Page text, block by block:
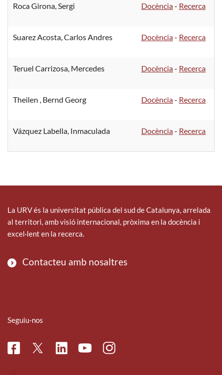
Roca Girona, Sergi Docència- Recerca
Suarez Acosta, Carlos Andres Docència- Recerca
Teruel Carrizosa, Mercedes Docència- Recerca
Theilen , Bernd Georg Docència- Recerca
Vázquez Labella, Inmaculada Docència- Recerca
La URV és la universitat pública del sud de Catalunya, arrelada
al territori, amb visió internacional, pròxima en la docència i
excel·lent en la recerca.
Contacteu amb nosaltres
Seguiu-nos
FacebookTwitterLinkedinYoutubeInstagram